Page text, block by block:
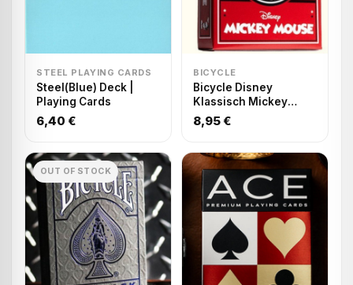
STEEL PLAYING CARDS
Steel(Blue) Deck |
Playing Cards
6,40 €
BICYCLE
Bicycle Disney
Klassisch Mickey
Mouse Rot –
Spielkarten
8,95 €
OUT OF STOCK